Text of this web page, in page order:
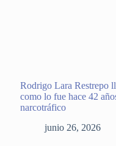
Rodrigo Lara Restrepo
como lo fue hace 42
narcotráfico
junio 26, 2026